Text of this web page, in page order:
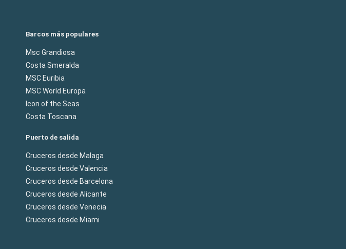
Barcos más populares
Msc Grandiosa
Costa Smeralda
MSC Euribia
MSC World Europa
Icon of the Seas
Costa Toscana
Puerto de salida
Cruceros desde Malaga
Cruceros desde Valencia
Cruceros desde Barcelona
Cruceros desde Alicante
Cruceros desde Venecia
Cruceros desde Miami